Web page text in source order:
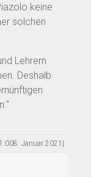
keine
solchen
Lehrern
Deshalb
8. Januar 2021 |